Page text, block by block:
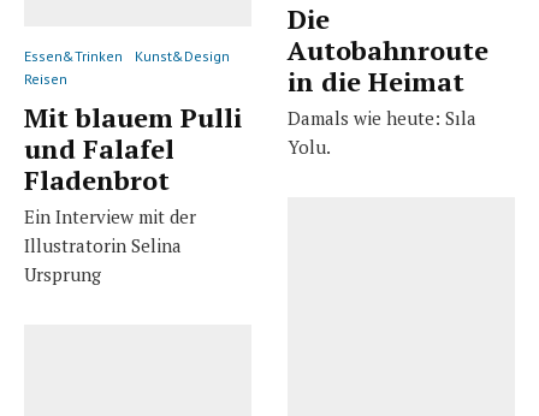
Essen&Trinken
Kunst&Design
Reisen
Mit blauem Pulli
und Falafel
Fladenbrot
Ein Interview mit der
Illustratorin Selina
Ursprung
Die
Autobahnroute
in die Heimat
Damals wie heute: Sıla
Yolu.